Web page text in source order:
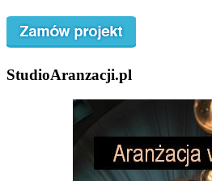
StudioAranzacji.pl